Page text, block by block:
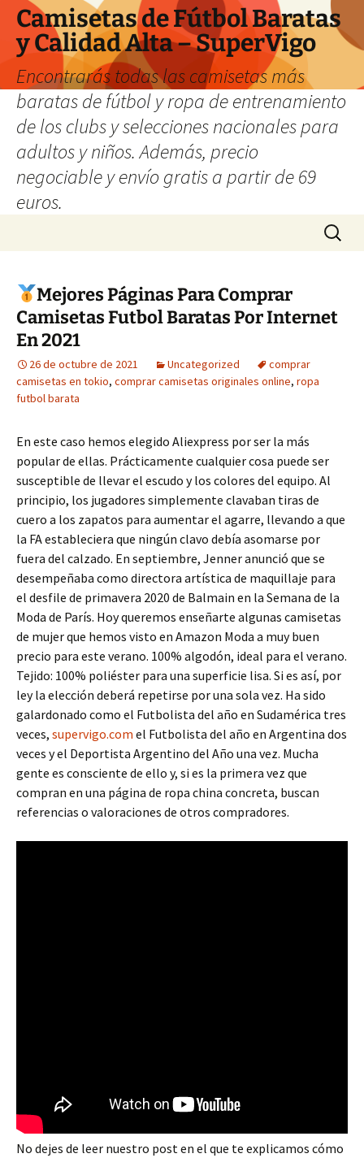
Camisetas de Fútbol Baratas
y Calidad Alta – SuperVigo
Encontrarás todas las camisetas más
baratas de fútbol y ropa de entrenamiento
de los clubs y selecciones nacionales para
adultos y niños. Además, precio
negociable y envío gratis a partir de 69
euros.
Buscar:
Mejores Páginas Para Comprar
Camisetas Futbol Baratas Por Internet
En 2021
26 de octubre de 2021 Uncategorized
comprar
camisetas en tokio, comprar camisetas originales online, ropa
futbol barata
En este caso hemos elegido Aliexpress por ser la más
popular de ellas. Prácticamente cualquier cosa puede ser
susceptible de llevar el escudo y los colores del equipo. Al
principio, los jugadores simplemente clavaban tiras de
cuero a los zapatos para aumentar el agarre, llevando a que
la FA estableciera que ningún clavo debía asomarse por
fuera del calzado. En septiembre, Jenner anunció que se
desempeñaba como directora artística de maquillaje para
el desfile de primavera 2020 de Balmain en la Semana de la
Moda de París. Hoy queremos enseñarte algunas camisetas
de mujer que hemos visto en Amazon Moda a muy buen
precio para este verano. 100% algodón, ideal para el verano.
Tejido: 100% poliéster para una superficie lisa. Si es así, por
ley la elección deberá repetirse por una sola vez. Ha sido
galardonado como el Futbolista del año en Sudamérica tres
veces, supervigo.com el Futbolista del año en Argentina dos
veces y el Deportista Argentino del Año una vez. Mucha
gente es consciente de ello y, si es la primera vez que
compran en una página de ropa china concreta, buscan
referencias o valoraciones de otros compradores.
No dejes de leer nuestro post en el que te explicamos cómo